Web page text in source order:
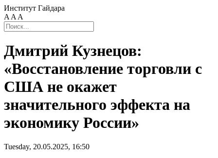
Институт Гайдара
A A A
Дмитрий Кузнецов:
«Восстановление торговли с
США не окажет
значительного эффекта на
экономику России»
Tuesday, 20.05.2025, 16:50